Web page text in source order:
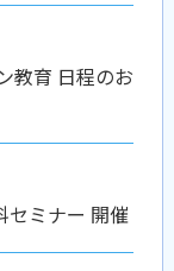
教育 日程のお
セミナー 開催